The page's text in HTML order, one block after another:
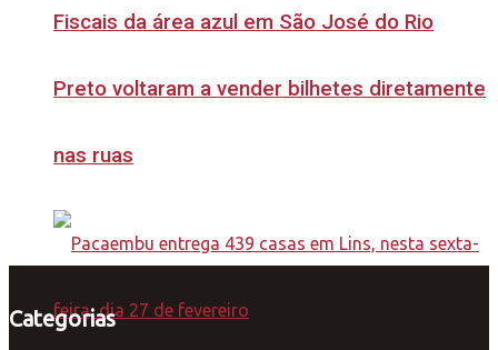
Fiscais da área azul em São José do Rio
Preto voltaram a vender bilhetes diretamente
nas ruas
Categorias